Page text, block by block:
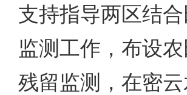
支持指导两区结
监测工作，布设
残留监测，在密